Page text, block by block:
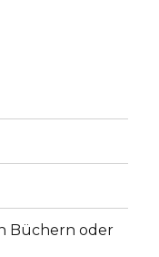
Büchern oder